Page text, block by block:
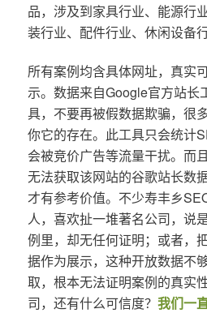
品，涉及到家具行业、能源行
装行业、配件行业、休闲设备
所有案例均含具体网址，真实
示。数据来自Google官方站长
具，不要再被假数据欺骗，很
你它的存在。此工具只会统计
会被竞价广告等流量干扰。而
无法获取该网站的谷歌站长数
才有参考价值。不少寿丰乡
人，喜欢扯一堆著名公司，说
例里，却无任何证明；或者，
据作为展示，这种开放数据不
取，根本无法证明案例的真实
司，还有什么可信度？ 我们一